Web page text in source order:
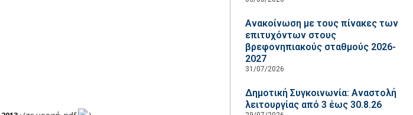
Ανακοίνωση με τους πίνακες των
επιτυχόντων στους
βρεφονηπιακούς σταθμούς 2026-
2027
31/07/2026
Δημοτική Συγκοινωνία: Αναστολή
λειτουργίας από 3 έως 30.8.26